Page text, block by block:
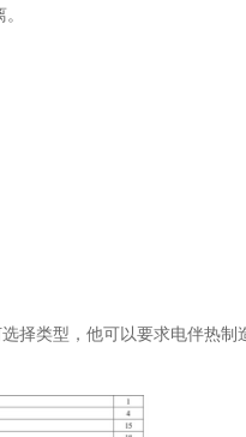
择类型，他可以要求电伴热